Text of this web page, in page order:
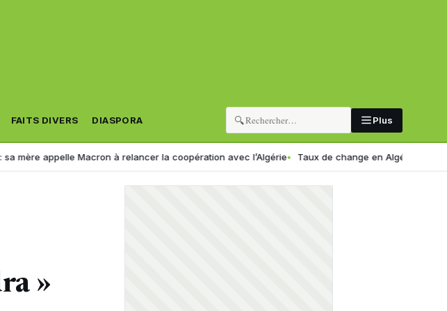
FAITS DIVERS DIASPORA 🔍 Plus
Macron à relancer la coopération avec l’Algérie Taux de change en Algérie : voici le nouveau
»